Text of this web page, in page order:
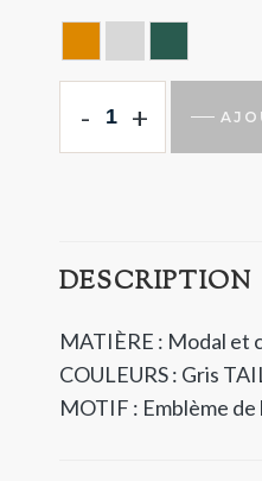
CAMEL
GRISVERT
- +
DESCRIPTION
MATIÈRE : Modal et
COULEURS : Gris
MOTIF : Emblème de